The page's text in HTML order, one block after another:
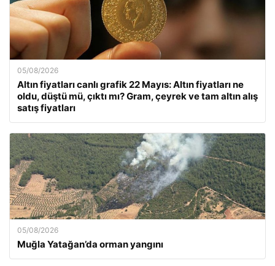
05/08/2026
Altın fiyatları canlı grafik 22 Mayıs: Altın fiyatları ne
oldu, düştü mü, çıktı mı? Gram, çeyrek ve tam altın alış
satış fiyatları
05/08/2026
Muğla Yatağan’da orman yangını